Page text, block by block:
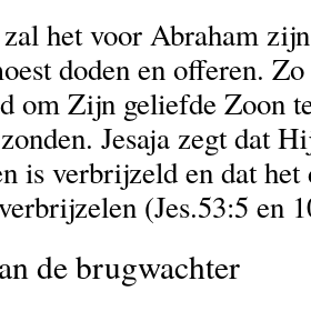
het voor Abraham
doden en offeren.
om Zijn geliefde Zoon
Jesaja zegt dat
is verbrijzeld en dat het
(Jes.53:5 en
de brugwachter